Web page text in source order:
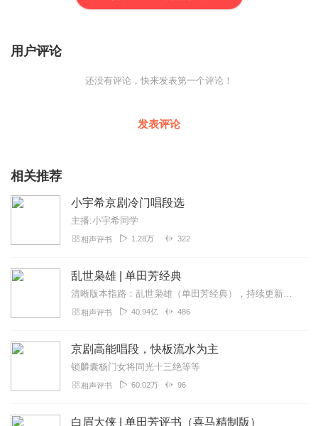
用户评论
还没有评论，快来发表第一个评论！
发表评论
相关推荐
小宇希京剧冷门唱段选
主播:小宇希同学
相声评书 1.28万 322
乱世枭雄 | 单田芳经典
清晰版本指路：乱世枭雄（单田芳经典），持续更新中《乱世枭雄》讲的是东北王张作霖和其子少帅张学良的传奇故事，是著名评书艺术家单田芳先生根据大量的历史材料和广为流传...
相声评书 40.94亿 486
京剧高能唱段，快板流水为主
锁麟囊杨门女将同光十三绝等等
相声评书 60.02万 96
白眉大侠 | 单田芳评书（喜马精制版）